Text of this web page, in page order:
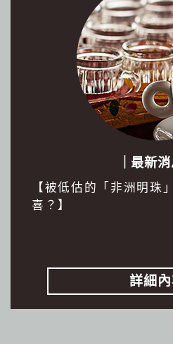
｜最新消
【被低估的「非洲明珠
喜？】
詳細